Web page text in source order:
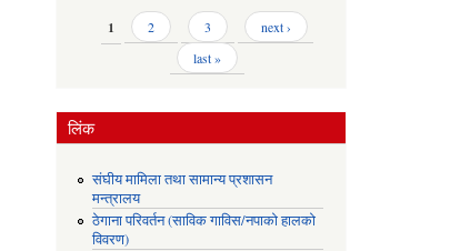
Pages
1 2 3
next ›
last »
लिंक
संघीय मामिला तथा सामान्य प्रशासन
मन्त्रालय
ठेगाना परिवर्तन (साविक गाविस/नपाको हालको
विवरण)